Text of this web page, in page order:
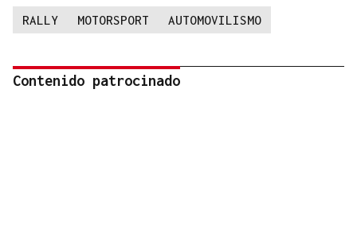
RALLY MOTORSPORT AUTOMOVILISMO
Contenido patrocinado